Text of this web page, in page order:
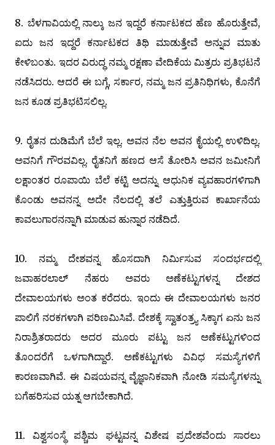
8. ಬೆಳಗಾವಿಯಲ್ಲಿ ನಾಲ್ಕು ಜನ ಇದ್ದರೆ ಕರ್ನಾಟಕದ ಹೆಣ ಹೊರುತ್ತೇವೆ,
ಐದು ಜನ ಇದ್ದರೆ ಕರ್ನಾಟಕದ ತಿಥಿ ಮಾಡುತ್ತೇವೆ ಅನ್ನುವ ಮಾತು
ಕೇಳಿಬಂತು. ಇದರ ವಿರುದ್ಧ ನಮ್ಮ ರಕ್ಷಣಾ ವೇದಿಕೆಯ ಮಿತ್ರರು ಪ್ರತಿಭಟನೆ
ನಡೆಸಿದರು. ಆದರೆ ಈ ಬಗ್ಗೆ, ಸರ್ಕಾರ, ನಮ್ಮ ಜನ ಪ್ರತಿನಿಧಿಗಳು, ಕೊನೆಗೆ
ಜನ ಕೂಡ ಪ್ರತಿಭಟಿಸಲಿಲ್ಲ.
9. ರೈತನ ದುಡಿಮೆಗೆ ಬೆಲೆ ಇಲ್ಲ. ಅವನ ನೆಲ ಅವನ ಕೈಯಲ್ಲಿ ಉಳಿದಿಲ್ಲ.
ಅವನಿಗೆ ಗೌರವವಿಲ್ಲ. ರೈತನಿಗೆ ಹಣದ ಆಸೆ ತೋರಿಸಿ ಅವನ ಜಮೀನಿಗೆ
ಲಕ್ಷಾಂತರ ರೂಪಾಯಿ ಬೆಲೆ ಕಟ್ಟಿ ಅದನ್ನು ಆಧುನಿಕ ವ್ಯವಹಾರಗಳಿಗಾಗಿ
ಕೊಂಡು ಅವನನ್ನ ಅದೇ ನೆಲದಲ್ಲಿ ತಲೆ ಎತ್ತುತ್ತಿರುವ ಕಾರ್ಖಾನೆಯ
ಕಾವಲುಗಾರನನ್ನಾಗಿ ಮಾಡುವ ಹುನ್ನಾರ ನಡೆದಿದೆ.
10. ನಮ್ಮ ದೇಶವನ್ನ ಹೊಸದಾಗಿ ನಿರ್ಮಿಸುವ ಸಂದರ್ಭದಲ್ಲಿ
ಜವಾಹರಲಾಲ್‌ ನೆಹರು ಅವರು ಅಣೆಕಟ್ಟುಗಳನ್ನ ದೇಶದ
ದೇವಾಲಯಗಳು ಅಂತ ಕರೆದರು. ಇಂದು ಈ ದೇವಾಲಯಗಳು ಜನರ
ಪಾಲಿಗೆ ನರಕಗಳಾಗಿ ಪರಿಣಮಿಸಿವೆ. ದೇಶಕ್ಕೆ ಸ್ವಾತಂತ್ರ್ಯ ಸಿಕ್ಕಾಗ ಏನು ಜನ
ನಿರಾಶ್ರಿತರಾದರು ಅದರ ಮೂರು ಪಟ್ಟು ಜನ ಅಣೆಕಟ್ಟುಗಳಿಂದ
ತೊಂದರೆಗೆ ಒಳಗಾಗಿದ್ದಾರೆ. ಅಣೆಕಟ್ಟುಗಳು ವಿವಿಧ ಸಮಸ್ಯೆಗಳಿಗೆ
ಕಾರಣವಾಗಿವೆ. ಈ ವಿಷಯವನ್ನ ವೈಜ್ಞಾನಿಕವಾಗಿ ನೋಡಿ ಸಮಸ್ಯೆಗಳನ್ನು
ಬಗೆಹರಿಸುವ ಯತ್ನ ಆಗಬೇಕಾಗಿದೆ.
11. ವಿಶ್ವಸಂಸ್ಥೆ ಪಶ್ಚಿಮ ಘಟ್ಟವನ್ನ ವಿಶೇಷ ಪ್ರದೇಶವೆಂದು ಸಾರಲು